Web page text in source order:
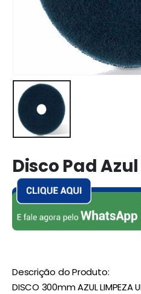
Disco Pad
Descrição do Produto:
DISCO 300mm AZUL LIMPEZA